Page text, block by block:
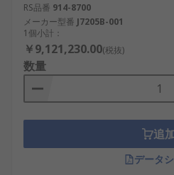
RS品番 914-8700
メーカー型番 J7205B-001
1個小計：
￥9,121,230.00(税抜)
数量
追
データ